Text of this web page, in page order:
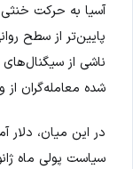
آسیا به حرکت
ناشی از
شده معامله‌گران
در این میان،
سیاست پولی ماه